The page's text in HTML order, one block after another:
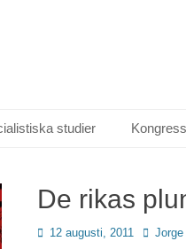
studier
De rikas
Publicerad
12 augusti, 2011 Jorge